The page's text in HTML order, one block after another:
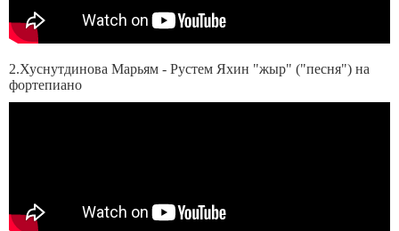
2.Хуснутдинова Марьям - Рустем Яхин "жыр" ("песня") на
фортепиано